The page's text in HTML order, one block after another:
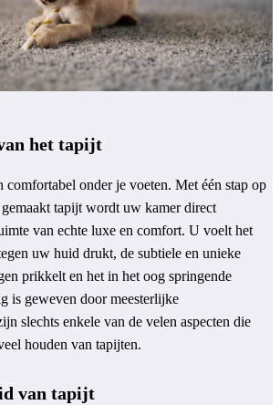
het tapijt
comfortabel onder je voeten. Met één stap op
tapijt wordt uw kamer direct
van echte luxe en comfort. U voelt het
uw huid drukt, de subtiele en unieke
prikkelt en het in het oog springende
is geweven door meesterlijke
slechts enkele van de velen aspecten die
houden van tapijten.
van tapijt